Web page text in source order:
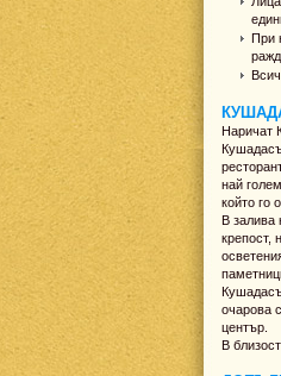
При
Наричат
Кушадасъ
най
който го
В залива
крепост,
очарова
център.
В